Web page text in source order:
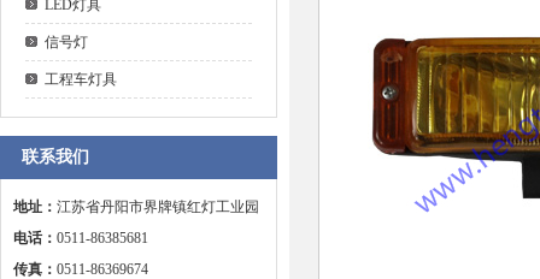
LED灯具
信号灯
工程车灯具
联系我们
地址： 江苏省丹阳市界牌镇红灯工业园
电话： 0511-86385681
传真： 0511-86369674